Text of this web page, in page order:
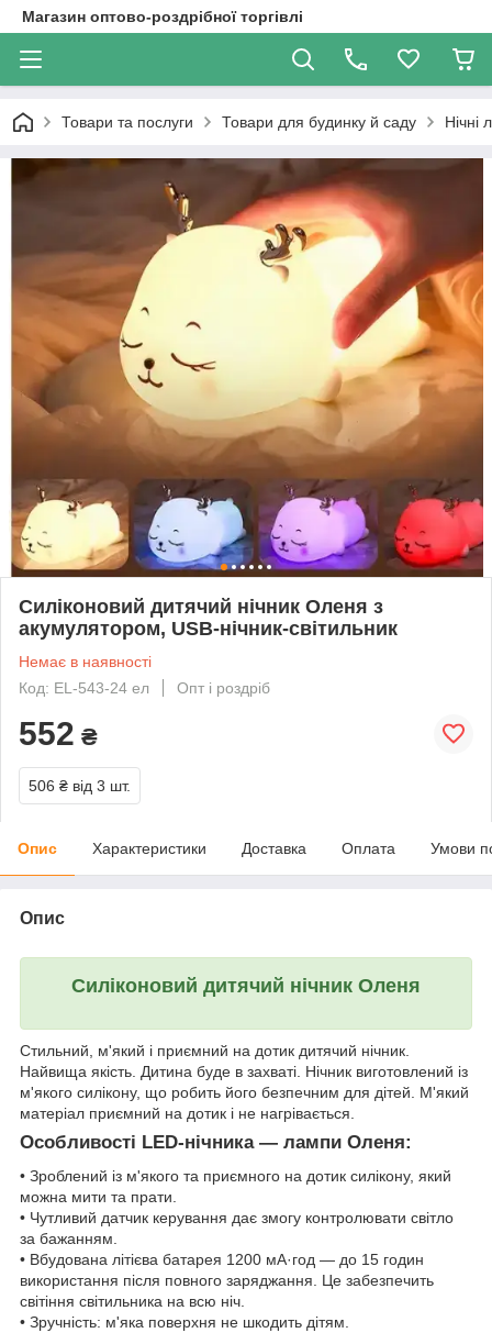
Магазин оптово-роздрібної торгівлі
Товари та послуги Товари для будинку й саду Нічні
Силіконовий дитячий нічник Оленя з
акумулятором, USB-нічник-світильник
Немає в наявності
Код: EL-543-24 ел
Опт і роздріб
552 ₴
506 ₴ від 3 шт.
Опис Характеристики Доставка Оплата Умови
Опис
Силіконовий дитячий нічник Оленя
Стильний, м'який і приємний на дотик дитячий нічник.
Найвища якість. Дитина буде в захваті. Нічник виготовлений із
м'якого силікону, що робить його безпечним для дітей. М'який
матеріал приємний на дотик і не нагрівається.
Особливості LED-нічника — лампи Оленя:
• Зроблений із м'якого та приємного на дотик силікону, який
можна мити та прати.
• Чутливий датчик керування дає змогу контролювати світло
за бажанням.
• Вбудована літієва батарея 1200 мА·год — до 15 годин
використання після повного заряджання. Це забезпечить
світіння світильника на всю ніч.
• Зручність: м'яка поверхня не шкодить дітям.